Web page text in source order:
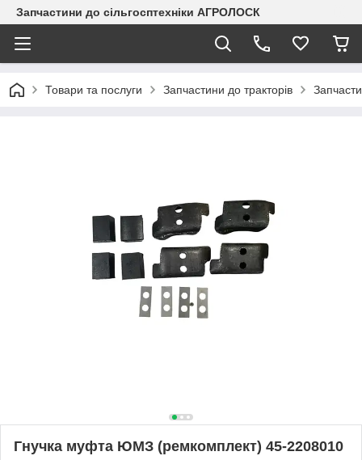
Запчастини до сільгосптехніки АГРОЛОСК
Товари та послуги Запчастини до тракторів
Гнучка муфта ЮМЗ (ремкомплект) 45-2208010